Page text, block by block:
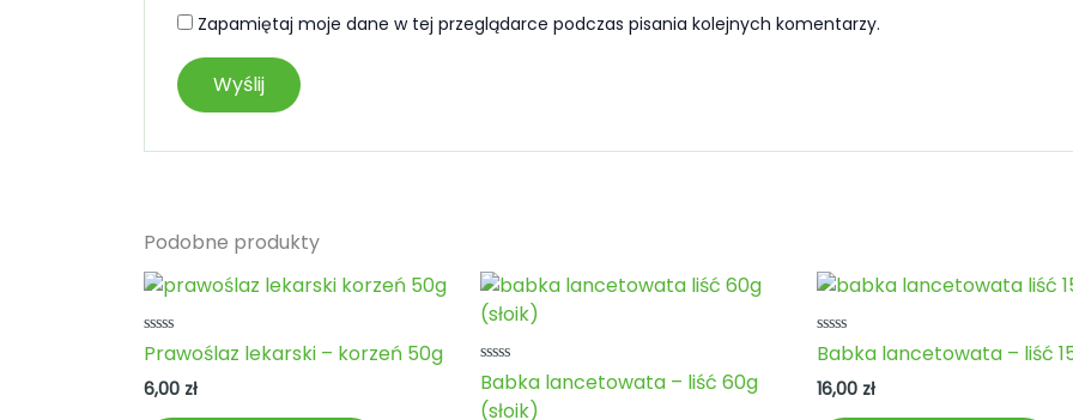
Zapamiętaj moje dane w tej przeglądarce podczas pisania kolejnych komentarzy.
Podobne produkty
Oceniono
0
na
5
Prawoślaz lekarski – korzeń 50g
6,00 zł
Oceniono
0
na
Babka lancetowata – liść 60g
(słoik)
Oceniono
0
na
5
Babka lancetowata – liść
16,00 zł